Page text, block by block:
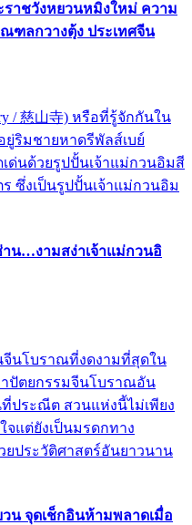
ะราชวังหยวนหมิงใหม่ ความ
ฑลกวางตุ้ง ประเทศจีน
/ 慈山寺) หรือที่รู้จักกันใน
ริมชายหาดรีพัลส์เบย์
เด่นด้วยรูปปั้นเจ้าแม่กวนอิมสี
ซึ่งเป็นรูปปั้นเจ้าแม่กวนอิม
าน…งามสง่าเจ้าแม่กวนอิ
นโบราณที่งดงามที่สุดใน
าปัตยกรรมจีนโบราณอัน
ประณีต สวนแห่งนี้ไม่เพียง
แต่ยังเป็นมรดกทาง
ประวัติศาสตร์อันยาวนาน
วน จุดเช็กอินห้ามพลาดเมื่อ